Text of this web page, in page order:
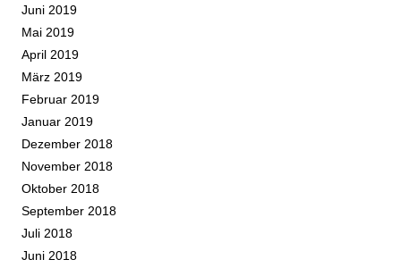
Juni 2019
Mai 2019
April 2019
März 2019
Februar 2019
Januar 2019
Dezember 2018
November 2018
Oktober 2018
September 2018
Juli 2018
Juni 2018